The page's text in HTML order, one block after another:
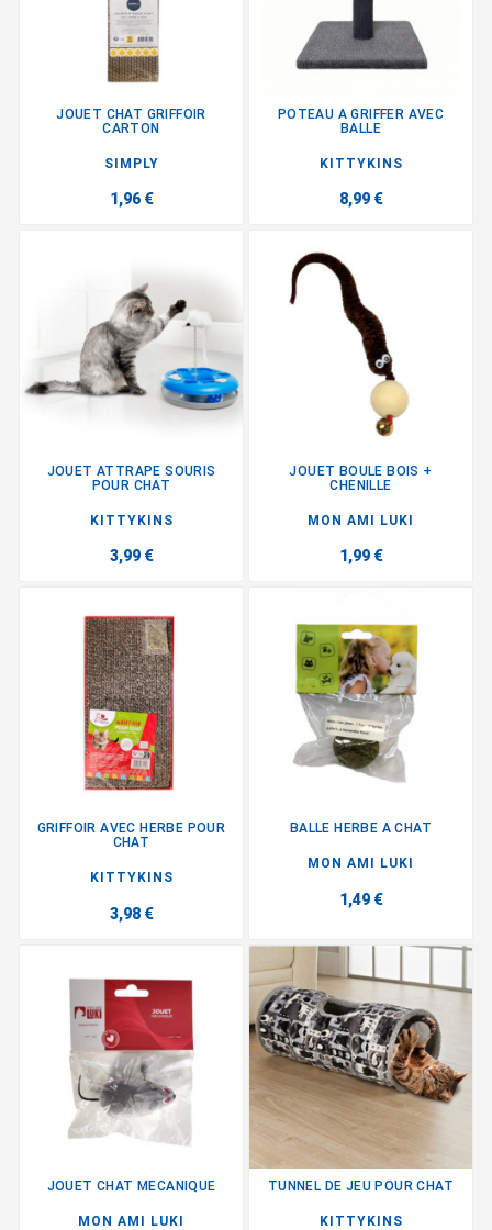
JOUET CHAT GRIFFOIR
CARTON
SIMPLY
1,96 €
POTEAU A GRIFFER AVEC
BALLE
KITTYKINS
8,99 €
JOUET ATTRAPE SOURIS
POUR CHAT
KITTYKINS
3,99 €
JOUET BOULE BOIS +
CHENILLE
MON AMI LUKI
1,99 €
GRIFFOIR AVEC HERBE POUR
CHAT
KITTYKINS
3,98 €
BALLE HERBE A CHAT
MON AMI LUKI
1,49 €
JOUET CHAT MECANIQUE
MON AMI LUKI
TUNNEL DE JEU POUR CHAT
KITTYKINS